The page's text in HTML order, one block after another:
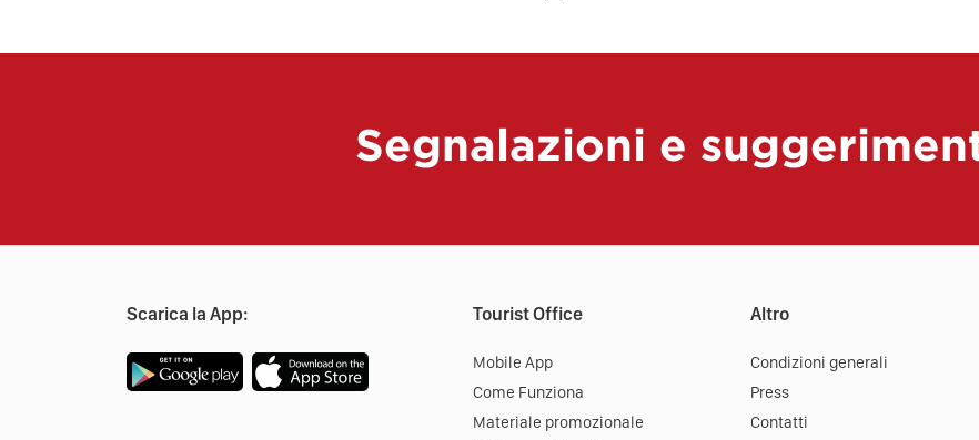
Segnalazioni e
Scarica la App: Tourist Office
Mobile App
Come Funziona
Materiale promozionale
Altro
Condizioni generali
Press
Contatti